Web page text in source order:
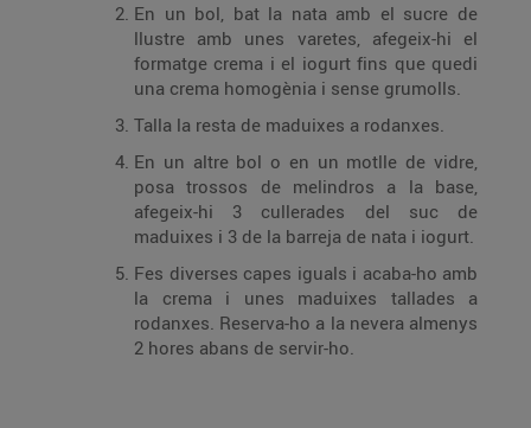
En un bol, bat la nata amb el sucre de
llustre amb unes varetes, afegeix-hi el
formatge crema i el iogurt fins que quedi
una crema homogènia i sense grumolls.
Talla la resta de maduixes a rodanxes.
En un altre bol o en un motlle de vidre,
posa trossos de melindros a la base,
afegeix-hi 3 cullerades del suc de
maduixes i 3 de la barreja de nata i iogurt.
Fes diverses capes iguals i acaba-ho amb
la crema i unes maduixes tallades a
rodanxes. Reserva-ho a la nevera almenys
2 hores abans de servir-ho.